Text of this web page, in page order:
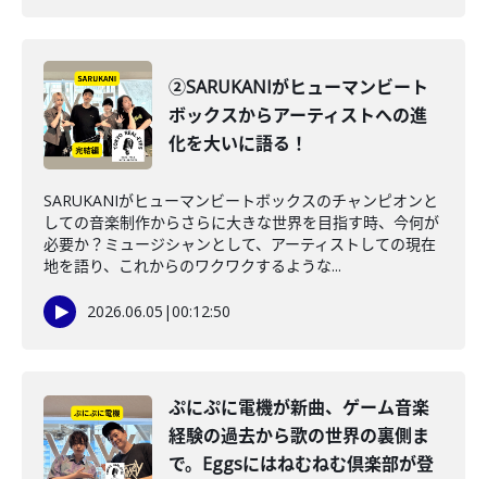
②SARUKANIがヒューマンビート
ボックスからアーティストへの進
化を大いに語る！
SARUKANIがヒューマンビートボックスのチャンピオンと
しての音楽制作からさらに大きな世界を目指す時、今何が
必要か？ミュージシャンとして、アーティストしての現在
地を語り、これからのワクワクするような...
2026.06.05 |00:12:50
ぷにぷに電機が新曲、ゲーム音楽
経験の過去から歌の世界の裏側ま
で。Eggsにはねむねむ倶楽部が登